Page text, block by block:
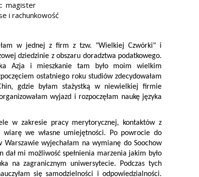
magister
i rachunkowość
w jednej z firm z tzw. "Wielkiej Czwórki" i
dziedzinie z obszaru doradztwa podatkowego.
Azja i mieszkanie tam było moim wielkim
ostatniego roku studiów zdecydowałam
gdzie byłam stażystką w niewielkiej firmie
wyjazd i rozpoczęłam naukę języka
w zakresie pracy merytorycznej, kontaktów z
we własne umiejętności. Po powrocie do
wyjechałam na wymianę do Soochow
dał mi możliwość spełnienia marzenia jakim było
na zagranicznym uniwersytecie. Podczas tych
się samodzielności i odpowiedzialności.